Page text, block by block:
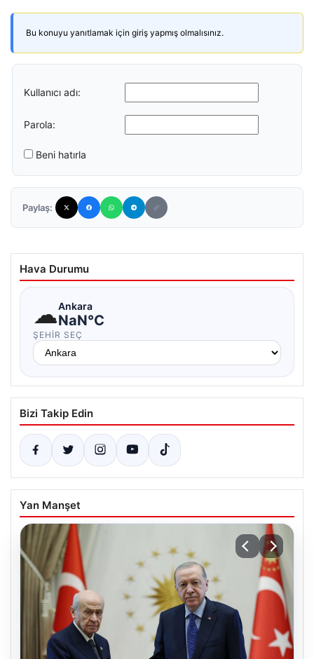
Bu konuyu yanıtlamak için giriş yapmış olmalısınız.
Kullanıcı adı:
Parola:
Beni hatırla
Paylaş:
Hava Durumu
☁Ankara
NaN°C
ŞEHIR SEÇ
Bizi Takip Edin
Yan Manşet